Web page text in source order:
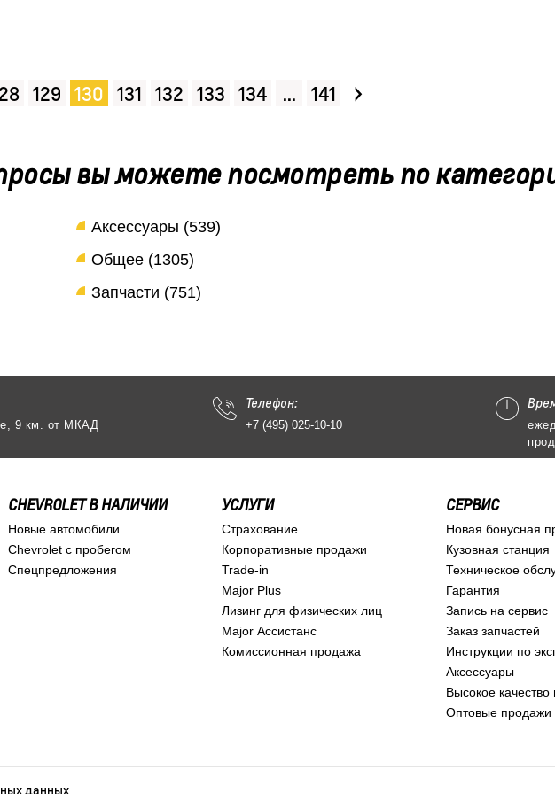
129 130 131 132 133 134 ... 141 ›
вы можете посмотреть по
Аксессуары (539)
Общее (1305)
Запчасти (751)
9 км. от МКАД
Телефон:
+7 (495) 025-10-10
CHEVROLET В НАЛИЧИИ
Новые автомобили
Chevrolet с пробегом
Спецпредложения
УСЛУГИ
Страхование
Корпоративные продажи
Trade-in
Major Plus
Лизинг для физических лиц
Major Ассистанс
Комиссионная продажа
СЕРВИС
Новая бонусная
Кузовная станция
Техническое
Гарантия
Запись на сервис
Заказ запчастей
Инструкции по
Аксессуары
Высокое
Оптовые продажи
данных